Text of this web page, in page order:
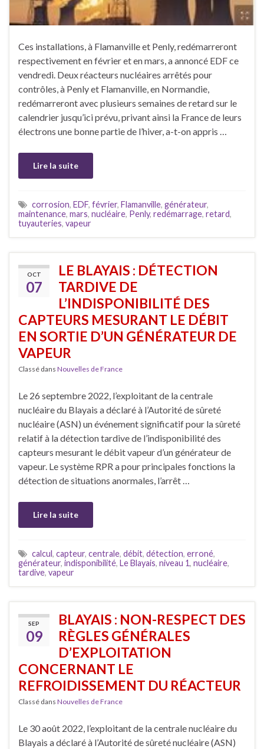
Ces installations, à Flamanville et Penly, redémarreront
respectivement en février et en mars, a annoncé EDF ce
vendredi. Deux réacteurs nucléaires arrêtés pour
contrôles, à Penly et Flamanville, en Normandie,
redémarreront avec plusieurs semaines de retard sur le
calendrier jusqu’ici prévu, privant ainsi la France de leurs
électrons une bonne partie de l’hiver, a-t-on appris …
Lire la suite
corrosion, EDF, février, Flamanville, générateur,
maintenance, mars, nucléaire, Penly, redémarrage, retard,
tuyauteries, vapeur
OCT
07
LE BLAYAIS : DÉTECTION
TARDIVE DE
L’INDISPONIBILITÉ DES
CAPTEURS MESURANT LE DÉBIT
EN SORTIE D’UN GÉNÉRATEUR DE
VAPEUR
Classé dans Nouvelles de France
Le 26 septembre 2022, l’exploitant de la centrale
nucléaire du Blayais a déclaré à l’Autorité de sûreté
nucléaire (ASN) un événement significatif pour la sûreté
relatif à la détection tardive de l’indisponibilité des
capteurs mesurant le débit vapeur d’un générateur de
vapeur. Le système RPR a pour principales fonctions la
détection de situations anormales, l’arrêt …
Lire la suite
calcul, capteur, centrale, débit, détection, erroné,
générateur, indisponibilité, Le Blayais, niveau 1, nucléaire,
tardive, vapeur
SEP
09
BLAYAIS : NON-RESPECT DES
RÈGLES GÉNÉRALES
D’EXPLOITATION
CONCERNANT LE
REFROIDISSEMENT DU RÉACTEUR
Classé dans Nouvelles de France
Le 30 août 2022, l’exploitant de la centrale nucléaire du
Blayais a déclaré à l’Autorité de sûreté nucléaire (ASN)